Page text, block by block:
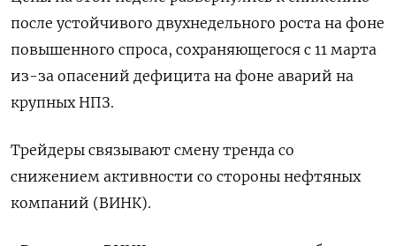
после устойчивого двухнедельного роста на фоне
повышенного спроса, сохраняющегося с 11 марта
из-за опасений дефицита на фоне аварий на
крупных НПЗ.
Трейдеры связывают смену тренда со
снижением активности со стороны нефтяных
компаний (ВИНК).